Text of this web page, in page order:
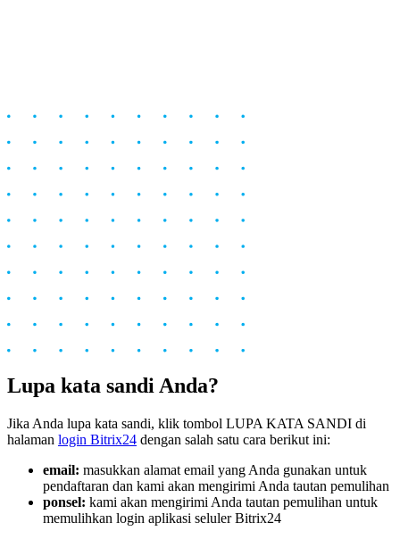
Lupa kata sandi Anda?
Jika Anda lupa kata sandi, klik tombol LUPA KATA SANDI di
halaman login Bitrix24 dengan salah satu cara berikut ini:
email: masukkan alamat email yang Anda gunakan untuk
pendaftaran dan kami akan mengirimi Anda tautan pemulihan
ponsel: kami akan mengirimi Anda tautan pemulihan untuk
memulihkan login aplikasi seluler Bitrix24